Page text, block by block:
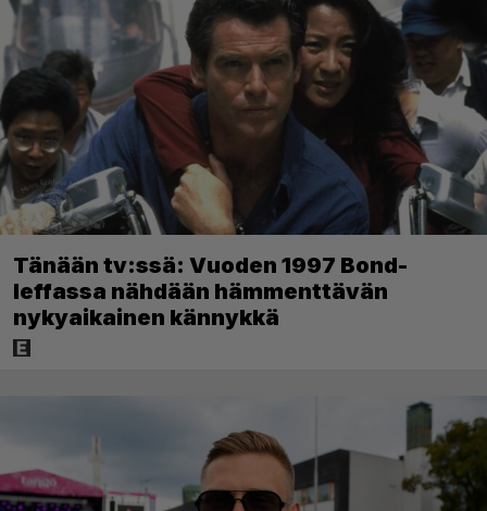
Tänään tv:ssä: Vuoden 1997 Bond-
leffassa nähdään hämmenttävän
nykyaikainen kännykkä